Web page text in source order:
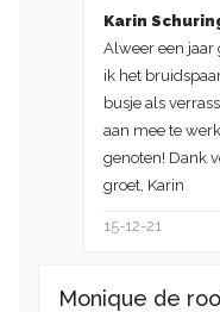
Karin
Alweer een
ik het
busje als
aan mee te
genoten! Dank
groet, Karin
15-12-21
Monique de